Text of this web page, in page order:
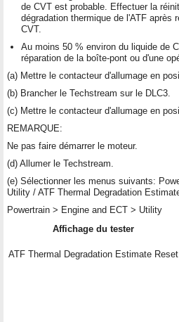
de CVT est probable. Effectuer la
dégradation thermique de l'ATF après
CVT.
Au moins 50 % environ du liquide de
réparation de la boîte-pont ou d'une
(a) Mettre le contacteur d'allumage en
(b) Brancher le Techstream sur le DLC3.
(c) Mettre le contacteur d'allumage en
REMARQUE:
Ne pas faire démarrer le moteur.
(d) Allumer le Techstream.
(e) Sélectionner les menus suivants:
Utility / ATF Thermal Degradation
Powertrain > Engine and ECT > Utility
Affichage du tester
ATF Thermal Degradation Estimate Reset